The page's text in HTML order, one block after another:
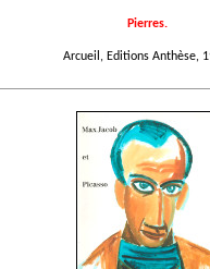
Pierres.
Arcueil, Editions Anthèse,